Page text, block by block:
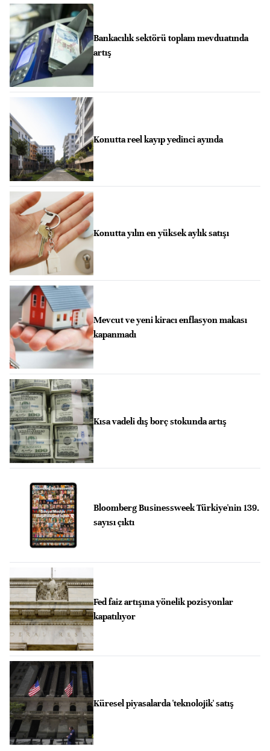
Bankacılık sektörü toplam mevduatında
artış
Konutta reel kayıp yedinci ayında
Konutta yılın en yüksek aylık satışı
Mevcut ve yeni kiracı enflasyon makası
kapanmadı
Kısa vadeli dış borç stokunda artış
Bloomberg Businessweek Türkiye'nin 139.
sayısı çıktı
Fed faiz artışına yönelik pozisyonlar
kapatılıyor
Küresel piyasalarda 'teknolojik' satış